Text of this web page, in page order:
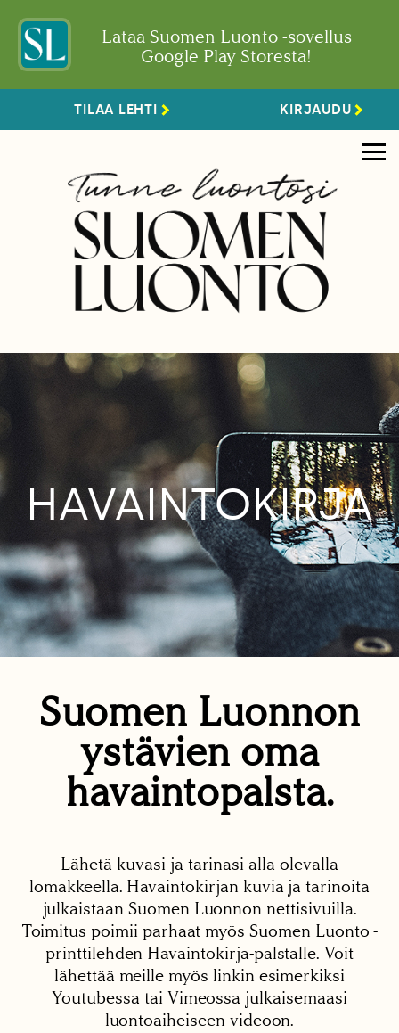
Lataa Suomen Luonto -sovellus
Google Play Storesta!
TILAA LEHTI KIRJAUDU
HAVAINTOKIRJA
Suomen Luonnon
ystävien oma
havaintopalsta.
Lähetä kuvasi ja tarinasi alla olevalla
lomakkeella. Havaintokirjan kuvia ja tarinoita
julkaistaan Suomen Luonnon nettisivuilla.
Toimitus poimii parhaat myös Suomen Luonto -
printtilehden Havaintokirja-palstalle. Voit
lähettää meille myös linkin esimerkiksi
Youtubessa tai Vimeossa julkaisemaasi
luontoaiheiseen videoon.